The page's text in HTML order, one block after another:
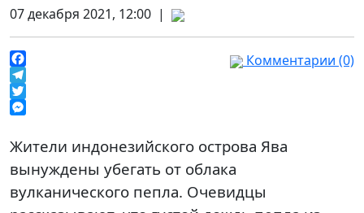
07 декабря 2021, 12:00 |
Facebook
Telegram
Twitter
Комментарии (0)
Жители индонезийского острова Ява
вынуждены убегать от облака
вулканического пепла. Очевидцы